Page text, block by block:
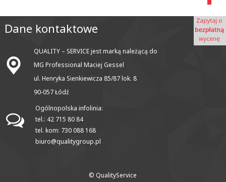
Dane kontaktowe
QUALITY – SERVICE jest marką należącą do
MG Professional Maciej Gessel
ul. Henryka Sienkiewicza 85/87 lok. 8
90-057 Łódź
Ogólnopolska infolinia:
tel.: 42 715 80 84
tel. kom: 730 088 168
biuro@qualitygroup.pl
© QualityService